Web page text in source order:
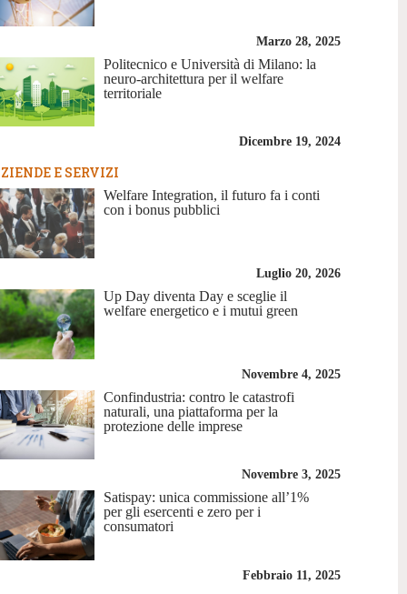
Marzo 28, 2025
Politecnico e Università di Milano: la
neuro-architettura per il welfare
territoriale
Dicembre 19, 2024
E SERVIZI
Welfare Integration, il futuro fa i conti
con i bonus pubblici
Luglio 20, 2026
Up Day diventa Day e sceglie il
welfare energetico e i mutui green
Novembre 4, 2025
Confindustria: contro le catastrofi
naturali, una piattaforma per la
protezione delle imprese
Novembre 3, 2025
Satispay: unica commissione all’1%
per gli esercenti e zero per i
consumatori
Febbraio 11, 2025